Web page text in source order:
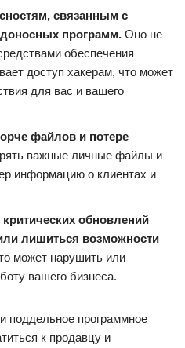
связанным с
программ. Оно не
обеспечения
доступ хакерам, что может
для вас и вашего
файлов и потере
важные личные файлы и
информацию о клиентах и
обновлений
лишиться возможности
может нарушить или
вашего бизнеса.
поддельное программное
к продавцу и